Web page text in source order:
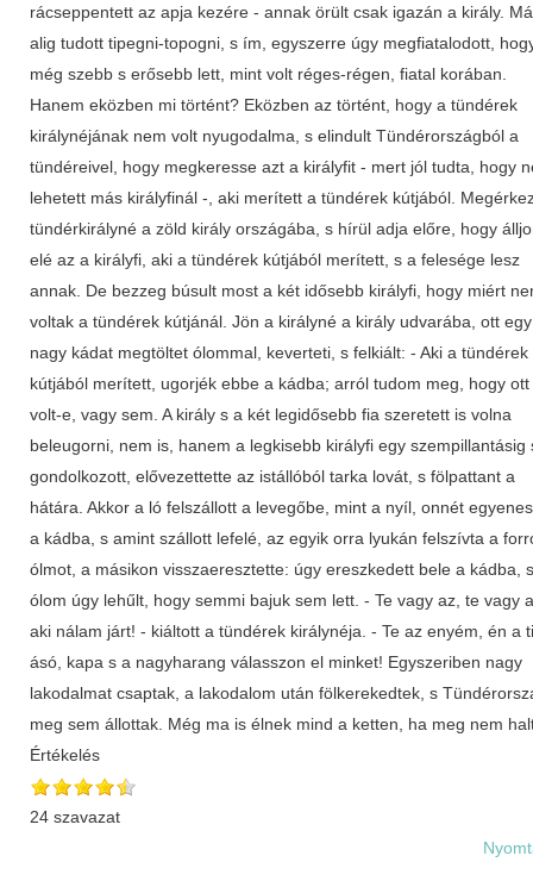
rácseppentett az apja kezére - annak örült csak igazán a király.
alig tudott tipegni-topogni, s ím, egyszerre úgy megfiatalodott,
még szebb s erősebb lett, mint volt réges-régen, fiatal korában.
Hanem eközben mi történt? Eközben az történt, hogy a tündérek
királynéjának nem volt nyugodalma, s elindult Tündérországból a
tündéreivel, hogy megkeresse azt a királyfit - mert jól tudta, hogy
lehetett más királyfinál -, aki merített a tündérek kútjából.
tündérkirályné a zöld király országába, s hírül adja előre, hogy
elé az a királyfi, aki a tündérek kútjából merített, s a felesége lesz
annak. De bezzeg búsult most a két idősebb királyfi, hogy miért
voltak a tündérek kútjánál. Jön a királyné a király udvarába, ott egy
nagy kádat megtöltet ólommal, keverteti, s felkiált: - Aki a tündérek
kútjából merített, ugorjék ebbe a kádba; arról tudom meg, hogy ott
volt-e, vagy sem. A király s a két legidősebb fia szeretett is volna
beleugorni, nem is, hanem a legkisebb királyfi egy szempillantásig
gondolkozott, elővezettette az istállóból tarka lovát, s fölpattant a
hátára. Akkor a ló felszállott a levegőbe, mint a nyíl, onnét
a kádba, s amint szállott lefelé, az egyik orra lyukán felszívta a
ólmot, a másikon visszaeresztette: úgy ereszkedett bele a kádba,
ólom úgy lehűlt, hogy semmi bajuk sem lett. - Te vagy az, te vagy
aki nálam járt! - kiáltott a tündérek királynéja. - Te az enyém, én a
ásó, kapa s a nagyharang válasszon el minket! Egyszeriben nagy
lakodalmat csaptak, a lakodalom után fölkerekedtek, s
meg sem állottak. Még ma is élnek mind a ketten, ha meg nem
Értékelés
24 szavazat